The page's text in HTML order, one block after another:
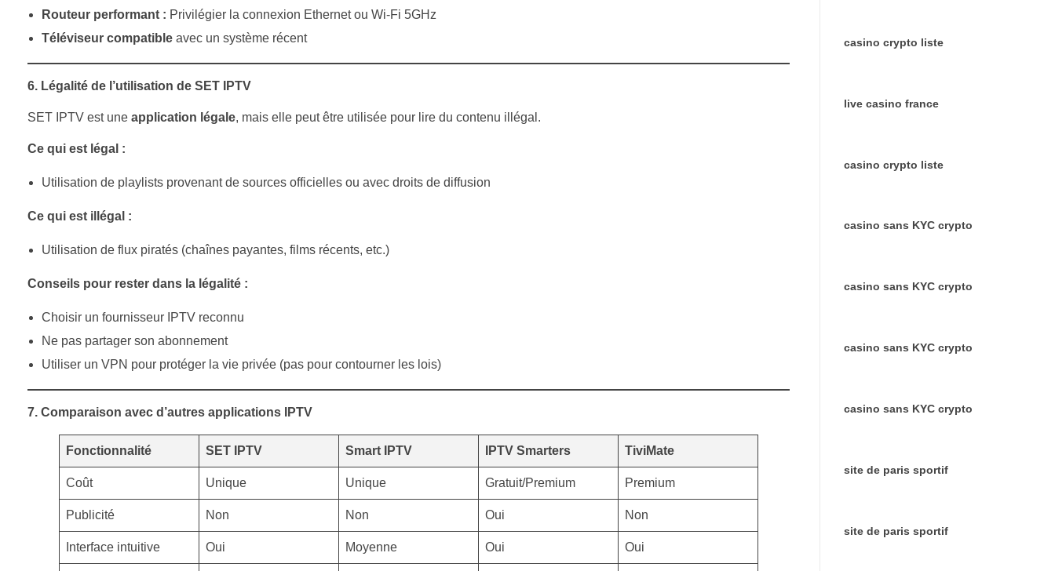
Routeur performant : Privilégier la connexion Ethernet ou Wi-Fi 5GHz
Téléviseur compatibleavec un système récent
6. Légalité de l’utilisation de SET IPTV
SET IPTV est une application légale, mais elle peut être utilisée pour lire du contenu illégal.
Ce qui est légal :
Utilisation de playlists provenant de sources officielles ou avec droits de diffusion
Ce qui est illégal :
Utilisation de flux piratés (chaînes payantes, films récents, etc.)
Conseils pour rester dans la légalité :
Choisir un fournisseur IPTV reconnu
Ne pas partager son abonnement
Utiliser un VPN pour protéger la vie privée (pas pour contourner les lois)
7. Comparaison avec d’autres applications IPTV
Fonctionnalité SET IPTV Smart IPTV IPTV Smarters TiviMate
Coût Unique Unique Gratuit/Premium Premium
Publicité Non Non Oui Non
Interface intuitive Oui Moyenne Oui Oui
casino crypto liste
live casino france
casino crypto liste
casino sans KYC crypto
casino sans KYC crypto
casino sans KYC crypto
casino sans KYC crypto
site de paris sportif
site de paris sportif